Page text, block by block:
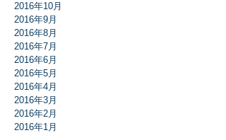
2016年10月
2016年9月
2016年8月
2016年7月
2016年6月
2016年5月
2016年4月
2016年3月
2016年2月
2016年1月